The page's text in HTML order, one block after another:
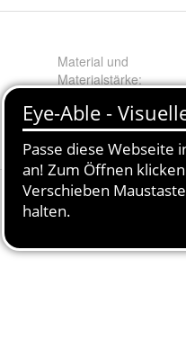
Material und
Materialstärke:
Länge: